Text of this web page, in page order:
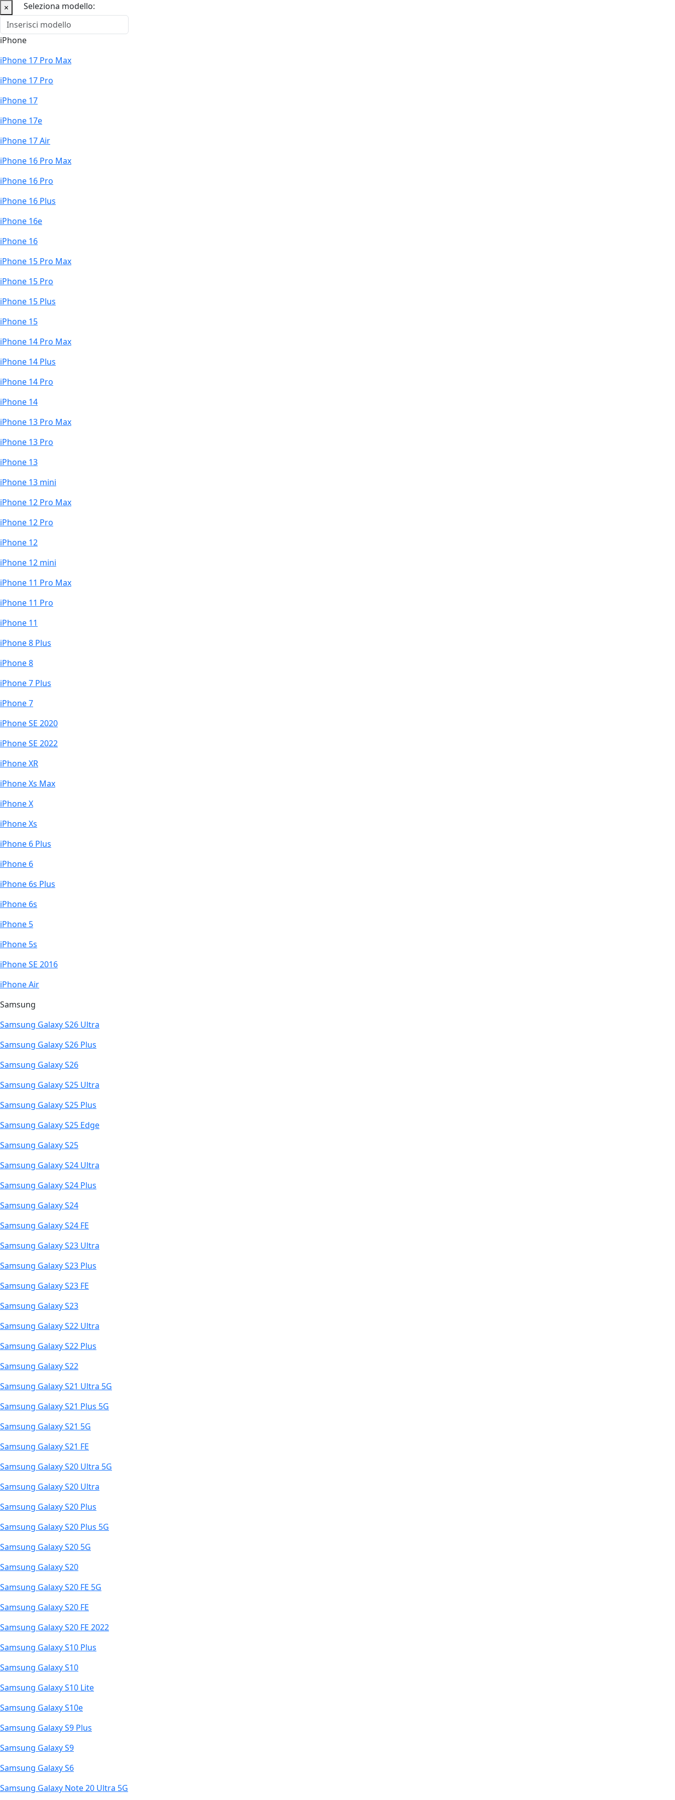
× Seleziona modello:
iPhone
iPhone 17 Pro Max
iPhone 17 Pro
iPhone 17
iPhone 17e
iPhone 17 Air
iPhone 16 Pro Max
iPhone 16 Pro
iPhone 16 Plus
iPhone 16e
iPhone 16
iPhone 15 Pro Max
iPhone 15 Pro
iPhone 15 Plus
iPhone 15
iPhone 14 Pro Max
iPhone 14 Plus
iPhone 14 Pro
iPhone 14
iPhone 13 Pro Max
iPhone 13 Pro
iPhone 13
iPhone 13 mini
iPhone 12 Pro Max
iPhone 12 Pro
iPhone 12
iPhone 12 mini
iPhone 11 Pro Max
iPhone 11 Pro
iPhone 11
iPhone 8 Plus
iPhone 8
iPhone 7 Plus
iPhone 7
iPhone SE 2020
iPhone SE 2022
iPhone XR
iPhone Xs Max
iPhone X
iPhone Xs
iPhone 6 Plus
iPhone 6
iPhone 6s Plus
iPhone 6s
iPhone 5
iPhone 5s
iPhone SE 2016
iPhone Air
Samsung
Samsung Galaxy S26 Ultra
Samsung Galaxy S26 Plus
Samsung Galaxy S26
Samsung Galaxy S25 Ultra
Samsung Galaxy S25 Plus
Samsung Galaxy S25 Edge
Samsung Galaxy S25
Samsung Galaxy S24 Ultra
Samsung Galaxy S24 Plus
Samsung Galaxy S24
Samsung Galaxy S24 FE
Samsung Galaxy S23 Ultra
Samsung Galaxy S23 Plus
Samsung Galaxy S23 FE
Samsung Galaxy S23
Samsung Galaxy S22 Ultra
Samsung Galaxy S22 Plus
Samsung Galaxy S22
Samsung Galaxy S21 Ultra 5G
Samsung Galaxy S21 Plus 5G
Samsung Galaxy S21 5G
Samsung Galaxy S21 FE
Samsung Galaxy S20 Ultra 5G
Samsung Galaxy S20 Ultra
Samsung Galaxy S20 Plus
Samsung Galaxy S20 Plus 5G
Samsung Galaxy S20 5G
Samsung Galaxy S20
Samsung Galaxy S20 FE 5G
Samsung Galaxy S20 FE
Samsung Galaxy S20 FE 2022
Samsung Galaxy S10 Plus
Samsung Galaxy S10
Samsung Galaxy S10 Lite
Samsung Galaxy S10e
Samsung Galaxy S9 Plus
Samsung Galaxy S9
Samsung Galaxy S6
Samsung Galaxy Note 20 Ultra 5G